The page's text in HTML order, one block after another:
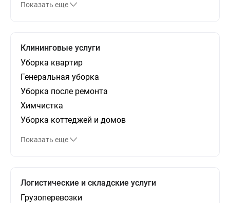
Показать еще
Клининговые услуги
Уборка квартир
Генеральная уборка
Уборка после ремонта
Химчистка
Уборка коттеджей и домов
Показать еще
Логистические и складские услуги
Грузоперевозки